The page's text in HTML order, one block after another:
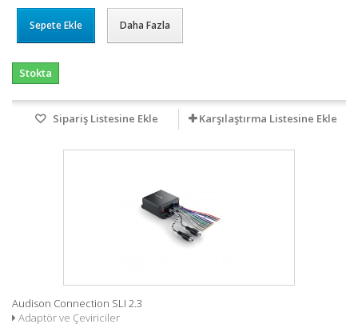
Sepete Ekle Daha Fazla
Stokta
Sipariş Listesine Ekle Karşılaştırma Listesine Ekle
Audison Connection SLI 2.3
Adaptör ve Çeviriciler